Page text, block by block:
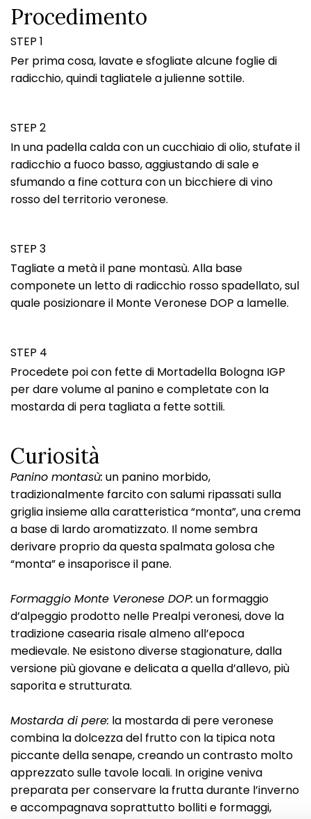
Procedimento
STEP 1
Per prima cosa, lavate e sfogliate alcune foglie di
radicchio, quindi tagliatele a julienne sottile.
STEP 2
In una padella calda con un cucchiaio di olio, stufate il
radicchio a fuoco basso, aggiustando di sale e
sfumando a fine cottura con un bicchiere di vino
rosso del territorio veronese.
STEP 3
Tagliate a metà il pane montasù. Alla base
componete un letto di radicchio rosso spadellato, sul
quale posizionare il Monte Veronese DOP a lamelle.
STEP 4
Procedete poi con fette di Mortadella Bologna IGP
per dare volume al panino e completate con la
mostarda di pera tagliata a fette sottili.
Curiosità
Panino montasù: un panino morbido,
tradizionalmente farcito con salumi ripassati sulla
griglia insieme alla caratteristica “monta”, una crema
a base di lardo aromatizzato. Il nome sembra
derivare proprio da questa spalmata golosa che
“monta” e insaporisce il pane.
Formaggio Monte Veronese DOP: un formaggio
d’alpeggio prodotto nelle Prealpi veronesi, dove la
tradizione casearia risale almeno all’epoca
medievale. Ne esistono diverse stagionature, dalla
versione più giovane e delicata a quella d’allevo, più
saporita e strutturata.
Mostarda di pere: la mostarda di pere veronese
combina la dolcezza del frutto con la tipica nota
piccante della senape, creando un contrasto molto
apprezzato sulle tavole locali. In origine veniva
preparata per conservare la frutta durante l’inverno
e accompagnava soprattutto bolliti e formaggi,